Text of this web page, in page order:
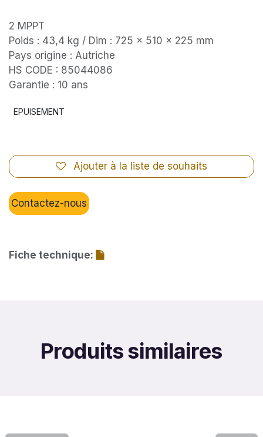
2 MPPT
Poids : 43,4 kg / Dim : 725 x 510 x 225 mm
Pays origine : Autriche
HS CODE : 85044086
Garantie : 10 ans
EPUISEMENT
Ajouter à la liste de souhaits
Contactez-nous
Fiche technique:
Produits similaires